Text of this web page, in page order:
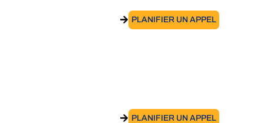
PLANIFIER UN APPEL
PLANIFIER UN APPEL